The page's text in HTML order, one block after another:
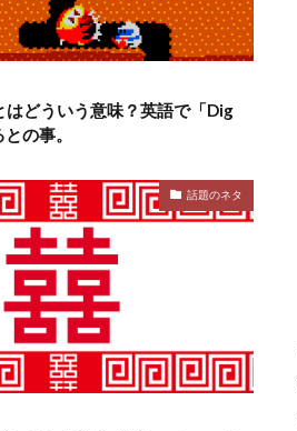
はどういう意味？英語で「Dig
の事。
話題のネタ